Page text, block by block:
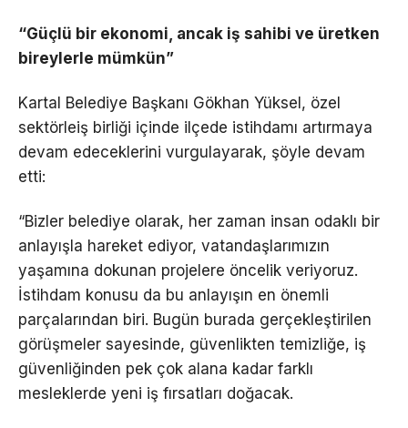
“Güçlü bir ekonomi, ancak iş sahibi ve üretken
bireylerle mümkün”
Kartal Belediye Başkanı Gökhan Yüksel, özel
sektörleiş birliği içinde ilçede istihdamı artırmaya
devam edeceklerini vurgulayarak, şöyle devam
etti:
“Bizler belediye olarak, her zaman insan odaklı bir
anlayışla hareket ediyor, vatandaşlarımızın
yaşamına dokunan projelere öncelik veriyoruz.
İstihdam konusu da bu anlayışın en önemli
parçalarından biri. Bugün burada gerçekleştirilen
görüşmeler sayesinde, güvenlikten temizliğe, iş
güvenliğinden pek çok alana kadar farklı
mesleklerde yeni iş fırsatları doğacak.